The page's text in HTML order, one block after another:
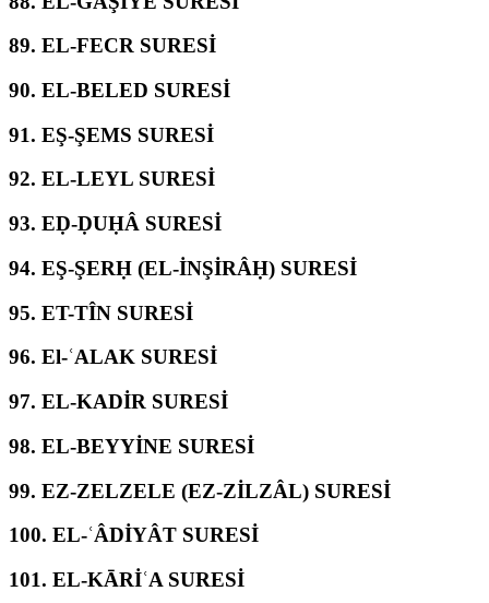
89. EL-FECR SURESİ
90. EL-BELED SURESİ
91. EŞ-ŞEMS SURESİ
92. EL-LEYL SURESİ
93. EḌ-ḌUḤÂ SURESİ
94. EŞ-ŞERḤ (EL-İNŞİRÂḤ) SURESİ
95. ET-TÎN SURESİ
96. El-ʿALAK SURESİ
97. EL-KADİR SURESİ
98. EL-BEYYİNE SURESİ
99. EZ-ZELZELE (EZ-ZİLZÂL) SURESİ
100. EL-ʿÂDİYÂT SURESİ
101. EL-KĀRİʿA SURESİ